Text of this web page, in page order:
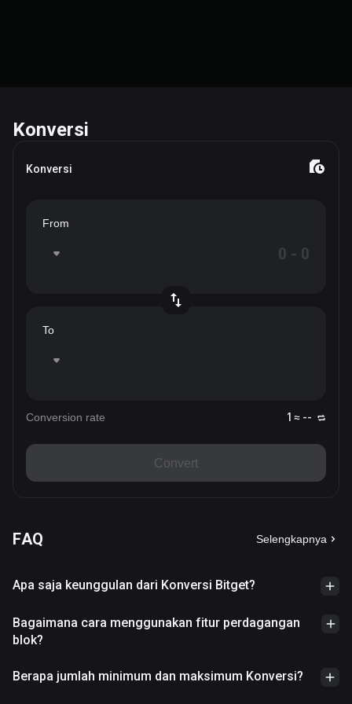
Konversi
Konversi
From
To
Conversion rate 1 ≈ --
Convert
FAQ Selengkapnya
Apa saja keunggulan dari Konversi Bitget?
Bagaimana cara menggunakan fitur perdagangan
blok?
Berapa jumlah minimum dan maksimum Konversi?